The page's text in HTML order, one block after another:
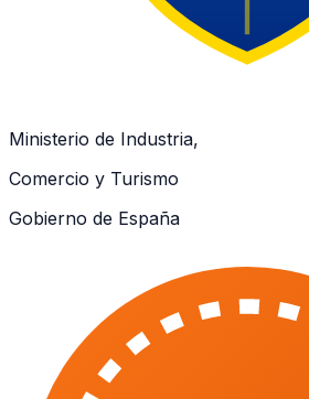
Ministerio de Industria,
Comercio y Turismo
Gobierno de España